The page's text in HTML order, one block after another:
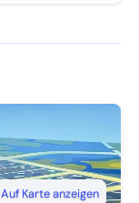
Auf Karte anzeigen